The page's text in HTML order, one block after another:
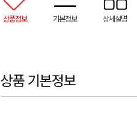
상품정보 기본정보 상세설명
상품 기본정보